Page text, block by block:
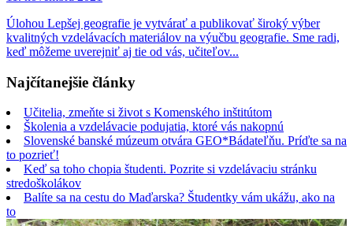
Úlohou Lepšej geografie je vytvárať a publikovať široký výber
kvalitných vzdelávacích materiálov na výučbu geografie. Sme radi,
keď môžeme uverejniť aj tie od vás, učiteľov...
Najčítanejšie články
Učitelia, zmeňte si život s Komenského inštitútom
Školenia a vzdelávacie podujatia, ktoré vás nakopnú
Slovenské banské múzeum otvára GEO*Bádateľňu. Príďte sa na
to pozrieť!
Keď sa toho chopia študenti. Pozrite si vzdelávaciu stránku
stredoškolákov
Balíte sa na cestu do Maďarska? Študentky vám ukážu, ako na
to